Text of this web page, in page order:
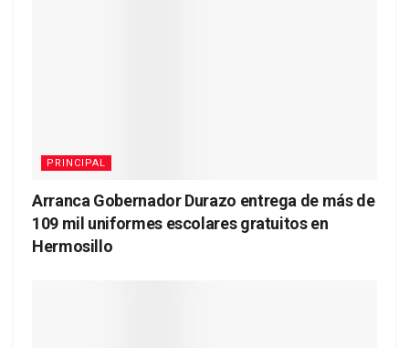
PRINCIPAL
Arranca Gobernador Durazo entrega de más de
109 mil uniformes escolares gratuitos en
Hermosillo